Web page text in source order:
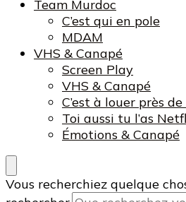
Team Murdoc
C’est qui en pole
MDAM
VHS & Canapé
Screen Play
VHS & Canapé
C’est à louer près
Toi aussi tu l’as
Émotions & Canapé
Vous recherchiez quelque